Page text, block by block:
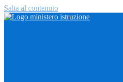
Salta al contenuto